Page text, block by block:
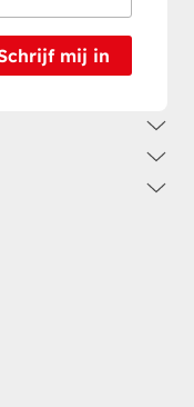
mij in